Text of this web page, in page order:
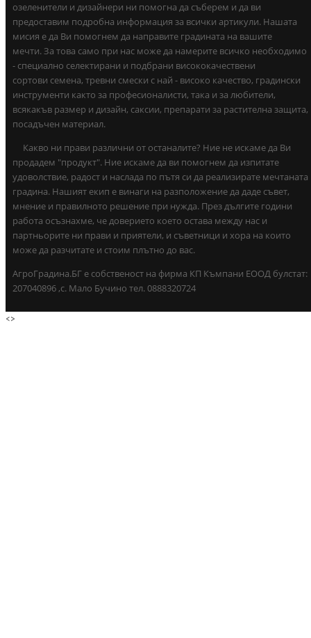
озеленители и дизайнери ни помогна да съберем и да ви
предоставим подробна информация за всички артикули. Нашата
мисия е да Ви помогнем да направите градината на вашите
мечти. За това само при нас може да намерите всичко необходимо
- специално селектирани и подбрани висококачествени
сортови семена, тревни смески с най - високо качество, градински
инструменти както за професионалисти, така и за любители,
всякакъв размер и дизайн, саксии, препарати за растителна защита,
посадъчен материал.
Какво ни прави различни от останалите? Ние не искаме да Ви
продадем "продукт". Ние искаме да ви помогнем да изпитате
удоволствие, радост и наслада по пътя си да реализирате мечтаната
градина. Нашият екип е винаги на разположение да даде съвет,
мнение и правилното решение при нужда. През дългите години
работа осъзнахме, че доверието което остава между нас и
партньорите ни прави и приятели, и съветници и хора на които
може да разчитате и стоим плътно до вас.
АгроГрадина.БГ е собственост на фирма КП Къмпани ЕООД булстат:
207040896 ,с. Мало Бучино тел. 0888320724
<>